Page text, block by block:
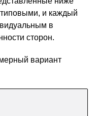
и каждый
в
сторон.
вариант